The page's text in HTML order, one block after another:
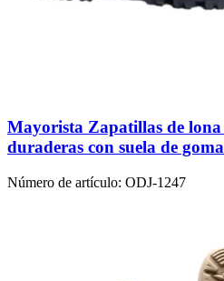
Mayorista Zapatillas de
duraderas con suela de
Número de artículo: ODJ-1247